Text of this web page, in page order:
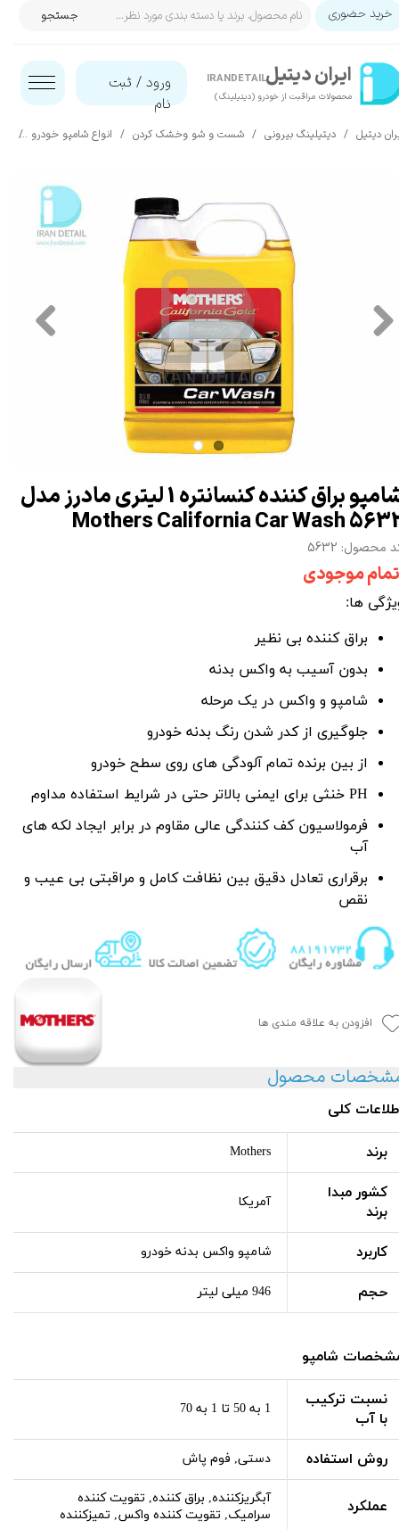
ایران‌ دیتیل
محصولات مراقبت از خودرو (دیتیلینگ)​​​​​​​
IRANDETAIL ورود / ثبت
نام
حساب کاربری من
تغییر گذر واژه
جستجو خرید حضوری
دیتیل دیتیلینگ بیرونی شست و شو وخشک کردن انواع شامپو خودرو
شامپو براق کننده کنسانتره 1 لیتری مادرز مدل
Mothers California Car Wash
محصول: 5632
موجودی
ها:
براق کننده بی نظیر
بدون آسیب به واکس بدنه
شامپو و واکس در یک مرحله
جلوگیری از کدر شدن رنگ بدنه خودرو
از بین برنده تمام آلودگی های روی سطح خودرو
PH خنثی برای ایمنی بالاتر حتی در شرایط استفاده مداوم
فرمولاسیون کف کنندگی عالی مقاوم در برابر ایجاد لکه های
آب
برقراری تعادل دقیق بین نظافت کامل و مراقبتی بی عیب و
نقص
افزودن به علاقه مندی ها
محصول
کلی
برند Mothers
کشور مبدا
برند
آمریکا
کاربرد شامپو واکس بدنه خودرو
حجم 946 میلی لیتر
شامپو
نسبت ترکیب
با آب
1 به 50 تا 1 به 70
روش استفاده دستی, فوم پاش
عملکرد
آبگریزکننده, براق کننده, تقویت کننده
سرامیک, تقویت کننده واکس, تمیزکننده